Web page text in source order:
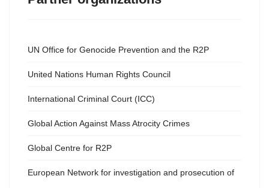
UN Office for Genocide Prevention and the R2P
United Nations Human Rights Council
International Criminal Court (ICC)
Global Action Against Mass Atrocity Crimes
Global Centre for R2P
European Network for investigation and prosecution of